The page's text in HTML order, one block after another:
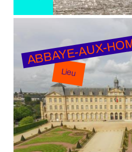
ABBAYE-AUX-
Lieu